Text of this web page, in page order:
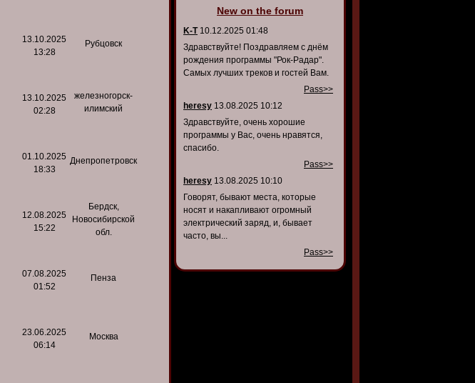
13.10.2025
13:28
Рубцовск
13.10.2025
02:28
железногорск-
илимский
01.10.2025
18:33
Днепропетровск
12.08.2025
15:22
Бердск,
Новосибирской
обл.
07.08.2025
01:52
Пенза
23.06.2025
06:14
Москва
New on the forum
K-T10.12.2025 01:48
Здравствуйте! Поздравляем с днём
рождения программы "Рок-Радар".
Самых лучших треков и гостей Вам.
Pass>>
heresy 13.08.2025 10:12
Здравствуйте, очень хорошие
программы у Вас, очень нравятся,
спасибо.
Pass>>
heresy 13.08.2025 10:10
Говорят, бывают места, которые
носят и накапливают огромный
электрический заряд, и, бывает
часто, вы...
Pass>>